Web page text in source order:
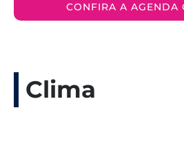
CONFIRA A AGENDA
Clima